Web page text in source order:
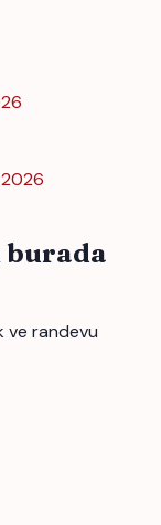
burada
ve randevu